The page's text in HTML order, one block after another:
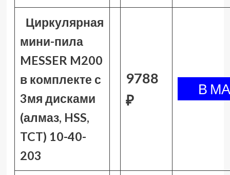
Циркулярная
мини-пила
MESSER M200
в комплекте с
3мя дисками
(алмаз, HSS,
TCT) 10-40-
203
9788
₽